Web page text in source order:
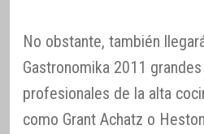
No obstante, también
Gastronomika 2011
profesionales de la alta
como Grant Achatz o